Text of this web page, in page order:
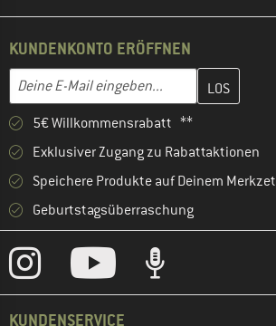
KUNDENKONTO ERÖFFNEN
E-Mail-Adresse
Gib hier deine E-Mail-Adresse ein und
5€ Willkommensrabatt **
Exklusiver Zugang zu Rabattaktionen
Speichere Produkte auf Deinem
Geburtstagsüberraschung
KUNDENSERVICE